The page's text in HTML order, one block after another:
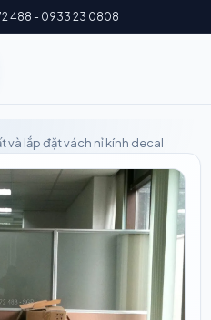
488 - 0933 23 0808
và lắp đặt vách nỉ kính decal